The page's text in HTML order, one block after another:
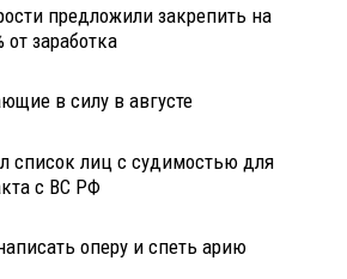
предложили закрепить на
заработка
в силу в августе
список лиц с судимостью для
с ВС РФ
оперу и спеть арию